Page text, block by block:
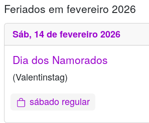
Feriados em fevereiro 2026
Sáb, 14 de fevereiro 2026
Dia dos Namorados
(Valentinstag)
sábado regular